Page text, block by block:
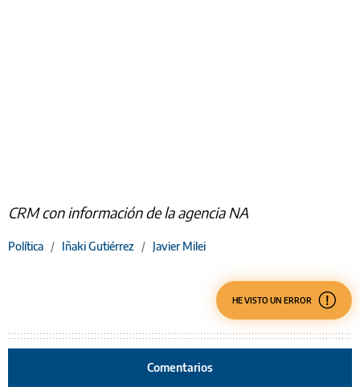
CRM con información de la agencia NA
Política / Iñaki Gutiérrez / Javier Milei
HE VISTO UN ERROR
Comentarios